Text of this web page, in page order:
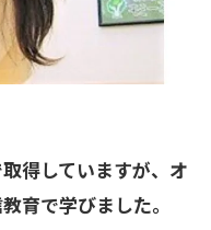
得していますが、オ
育で学びました。